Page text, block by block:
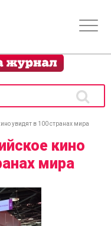
увидят в 100 странах мира
кино
мира